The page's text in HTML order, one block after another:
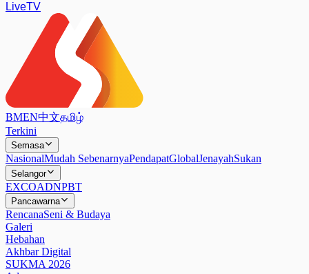
LiveTV
BMEN中文தமிழ்
Terkini
Semasa
NasionalMudah SebenarnyaPendapatGlobalJenayahSukan
Selangor
EXCOADNPBT
Pancawarna
RencanaSeni & Budaya
Galeri
Hebahan
Akhbar Digital
SUKMA 2026